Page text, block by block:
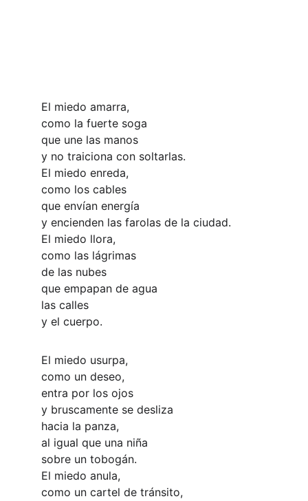
El miedo amarra,
como la fuerte soga
que une las manos
y no traiciona con soltarlas.
El miedo enreda,
como los cables
que envían energía
y encienden las farolas de la ciudad.
El miedo llora,
como las lágrimas
de las nubes
que empapan de agua
las calles
y el cuerpo.
El miedo usurpa,
como un deseo,
entra por los ojos
y bruscamente se desliza
hacia la panza,
al igual que una niña
sobre un tobogán.
El miedo anula,
como un cartel de tránsito,